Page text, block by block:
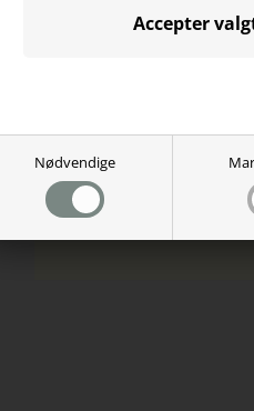
Nødvendige
Polling rate: 125, 500,
Grip: Claw og Palm
Dimensioner: 12 x 6,4
Vægt: 90g